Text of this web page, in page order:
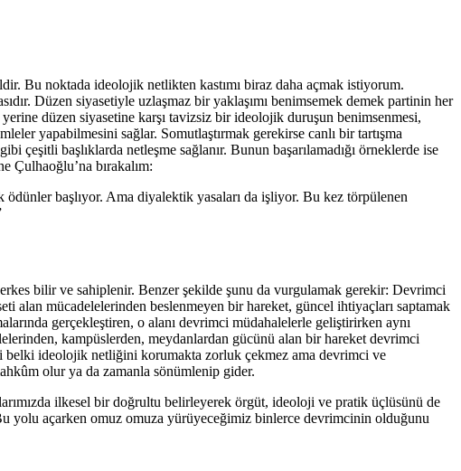
Bu noktada ideolojik netlikten kastımı biraz daha açmak istiyorum.
Düzen siyasetiyle uzlaşmaz bir yaklaşımı benimsemek demek partinin her
düzen siyasetine karşı tavizsiz bir ideolojik duruşun benimsenmesi,
yapabilmesini sağlar. Somutlaştırmak gerekirse canlı bir tartışma
çeşitli başlıklarda netleşme sağlanır. Bunun başarılamadığı örneklerde ise
Çulhaoğlu’na bırakalım:
başlıyor. Ama diyalektik yasaları da işliyor. Bu kez törpülenen
bilir ve sahiplenir. Benzer şekilde şunu da vurgulamak gerekir: Devrimci
alan mücadelelerinden beslenmeyen bir hareket, güncel ihtiyaçları saptamak
gerçekleştiren, o alanı devrimci müdahalelerle geliştirirken aynı
kampüslerden, meydanlardan gücünü alan bir hareket devrimci
belki ideolojik netliğini korumakta zorluk çekmez ama devrimci ve
olur ya da zamanla sönümlenip gider.
ilkesel bir doğrultu belirleyerek örgüt, ideoloji ve pratik üçlüsünü de
yolu açarken omuz omuza yürüyeceğimiz binlerce devrimcinin olduğunu